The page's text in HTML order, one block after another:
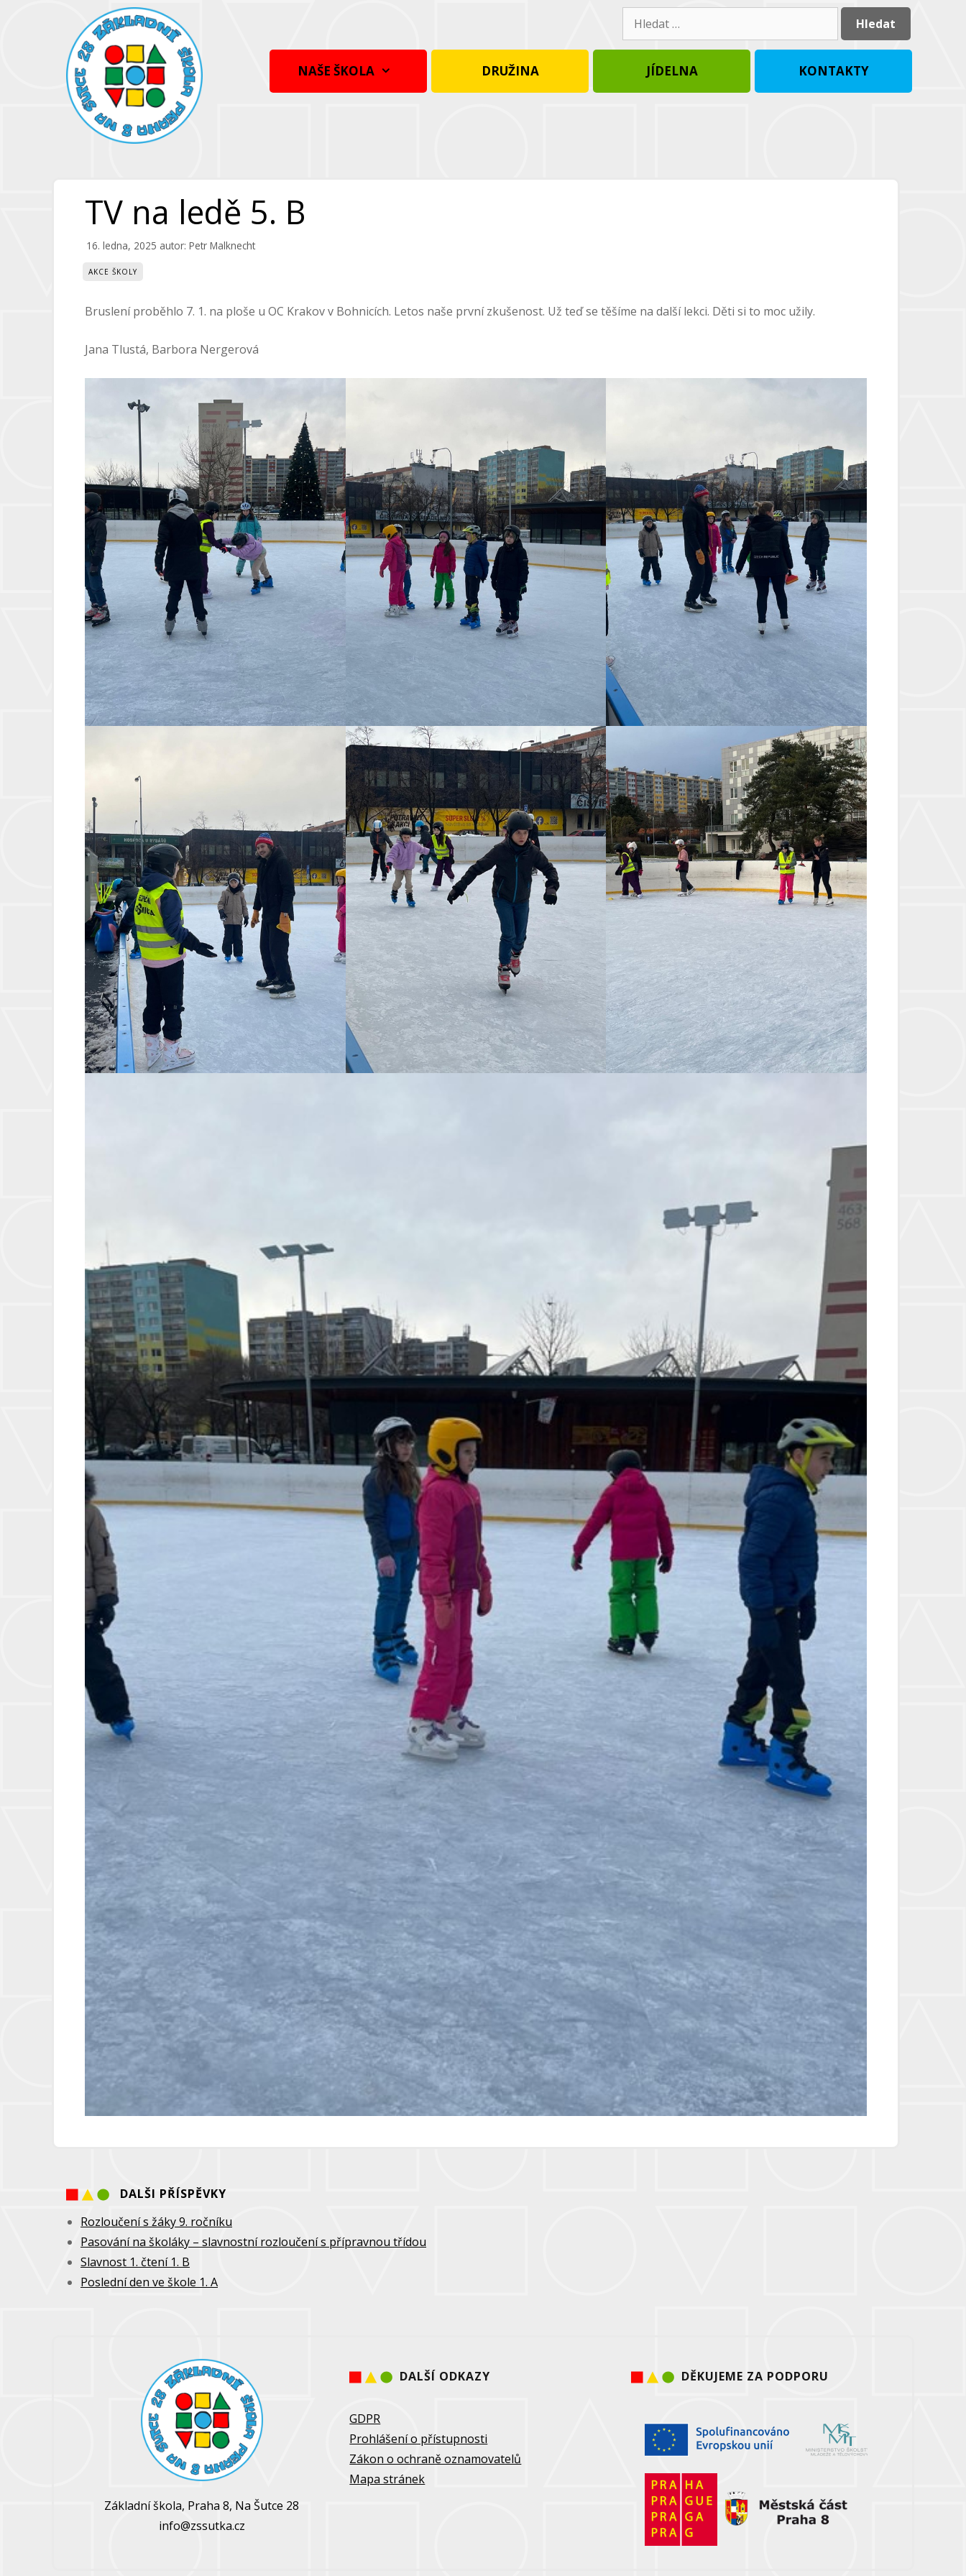
Hledat:
NAŠE ŠKOLA DRUŽINA JÍDELNA KONTAKTY
TV na ledě 5. B
16. ledna, 2025 autor: Petr Malknecht
AKCE ŠKOLY
Bruslení proběhlo 7. 1. na ploše u OC Krakov v Bohnicích. Letos naše první zkušenost. Už teď se těšíme na další lekci. Děti si to moc užily.
Jana Tlustá, Barbora Nergerová
DALŠI PŘÍSPĚVKY
Rozloučení s žáky 9. ročníku
Pasování na školáky – slavnostní rozloučení s přípravnou třídou
Slavnost 1. čtení 1. B
Poslední den ve škole 1. A
Základní škola, Praha 8, Na Šutce 28
info@zssutka.cz
DALŠÍ ODKAZY
GDPR
Prohlášení o přístupnosti
Zákon o ochraně oznamovatelů
Mapa stránek
DĚKUJEME ZA PODPORU